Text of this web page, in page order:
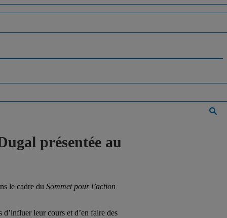
présentée au
le cadre du Sommet pour l’action
leur cours et d’en faire des